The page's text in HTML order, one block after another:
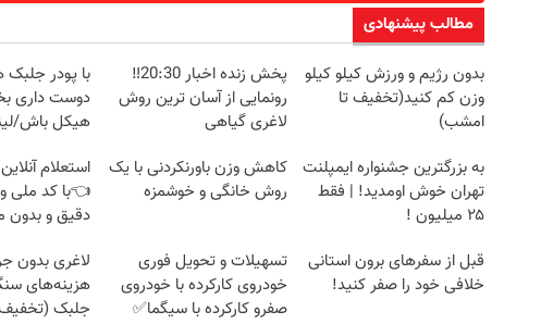
مطالب پیشنهادی
بدون رژیم و ورزش کیلو کیلو
وزن کم کنید(تخفیف تا
امشب)
پخش زنده اخبار 20:30‼️
رونمایی از آسان ترین روش
لاغری گیاهی
با پودر
دوست داری
هیکل باش/
به بزرگترین جشنواره ایمپلنت
تهران خوش اومدید! | فقط
۲۵ میلیون !
کاهش وزن باورنکردنی با یک
روش خانگی و خوشمزه
استعلام
👈با کد ملی
دقیق و بدون
قبل از سفرهای برون استانی
خلافی خود را صفر کنید!
تسهیلات و تحویل فوری
خودروی کارکرده با خودروی
صفرو کارکرده با سیگما✅
لاغری بدون
هزینه‌های
جلبک (تخفیف